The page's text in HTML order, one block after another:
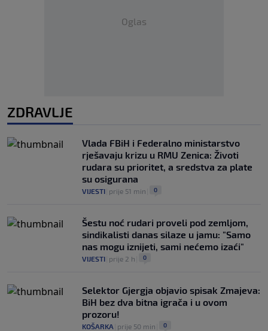
Oglas
ZDRAVLJE
Vlada FBiH i Federalno ministarstvo
rješavaju krizu u RMU Zenica: Životi
rudara su prioritet, a sredstva za plate
su osigurana
VIJESTI prije 51 min 0
Šestu noć rudari proveli pod zemljom,
sindikalisti danas silaze u jamu: "Samo
nas mogu iznijeti, sami nećemo izaći"
VIJESTI prije 2 h 0
Selektor Gjergja objavio spisak Zmajeva:
BiH bez dva bitna igrača i u ovom
prozoru!
KOŠARKA prije 50 min 0